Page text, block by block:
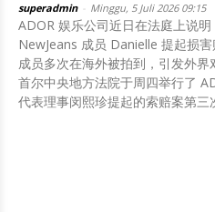
superadmin Minggu, 5 Juli 2026 09:15
ADOR 娱乐公司近日在法庭上说
NewJeans 成员 Danielle 提起损
成员多次在海外被拍到，引发外界
首尔中央地方法院于周四举行了
代表理事闵熙珍提起的索赔案第三